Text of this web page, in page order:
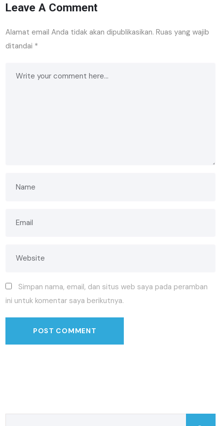
Leave A Comment
Alamat email Anda tidak akan dipublikasikan. Ruas yang wajib
ditandai *
Simpan nama, email, dan situs web saya pada peramban
ini untuk komentar saya berikutnya.